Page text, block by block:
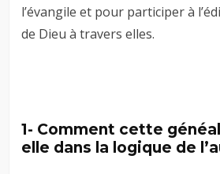
l’évangile et pour participer à
de Dieu à travers elles.
1- Comment cette
elle dans la logique de